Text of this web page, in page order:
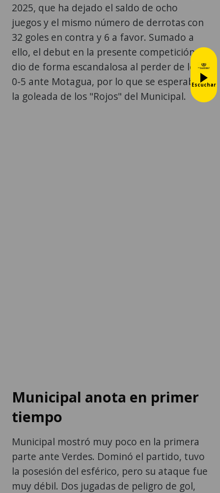
2025, que ha dejado el saldo de ocho
juegos y el mismo número de derrotas con
32 goles en contra y 6 a favor. Sumado a
ello, el debut en la presente competición se
dio de forma escandalosa al perder de local
0-5 ante Motagua, por lo que se esperaba
la goleada de los "Rojos" del Municipal.
Municipal anota en primer
tiempo
Municipal mostró muy poco en la primera
parte ante Verdes. Dominó el partido, tuvo
la posesión del esférico, pero su ataque fue
muy débil. Dos jugadas de peligro de gol,
Escuchar